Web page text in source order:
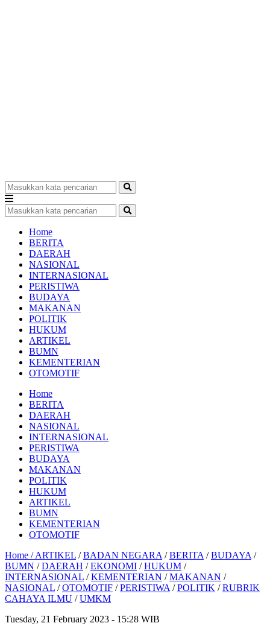
Home
BERITA
DAERAH
NASIONAL
INTERNASIONAL
PERISTIWA
BUDAYA
MAKANAN
POLITIK
HUKUM
ARTIKEL
BUMN
KEMENTERIAN
OTOMOTIF
Home
BERITA
DAERAH
NASIONAL
INTERNASIONAL
PERISTIWA
BUDAYA
MAKANAN
POLITIK
HUKUM
ARTIKEL
BUMN
KEMENTERIAN
OTOMOTIF
Home /ARTIKEL /BADAN NEGARA /BERITA /BUDAYA /
BUMN /DAERAH /EKONOMI /HUKUM /
INTERNASIONAL /KEMENTERIAN /MAKANAN /
NASIONAL /OTOMOTIF /PERISTIWA /POLITIK /RUBRIK
CAHAYA ILMU /UMKM
Tuesday, 21 February 2023 - 15:28 WIB